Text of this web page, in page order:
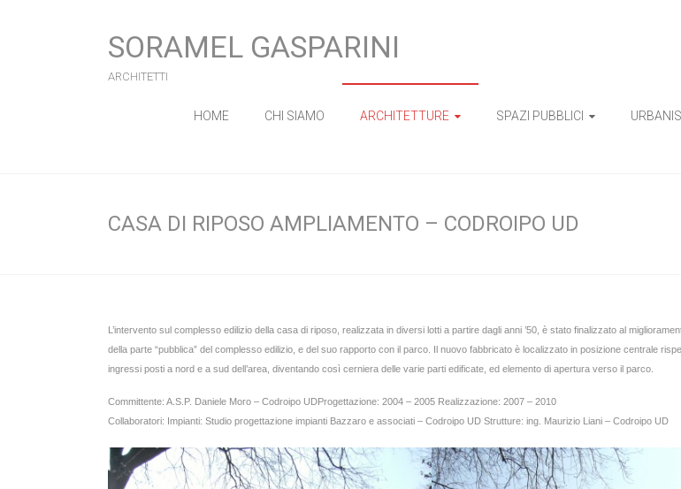
SORAMEL GASPARINI
ARCHITETTI
HOME CHI SIAMO ARCHITETTURE SPAZI PUBBLICI
CASA DI RIPOSO AMPLIAMENTO – CODROIPO UD
L’intervento sul complesso edilizio della casa di riposo, realizzata in diversi lotti a partire dagli anni ’50, è stato finalizzato al
della parte “pubblica” del complesso edilizio, e del suo rapporto con il parco. Il nuovo fabbricato è localizzato in posizione centrale
ingressi posti a nord e a sud dell’area, diventando così cerniera delle varie parti edificate, ed elemento di apertura verso il parco.
Committente: A.S.P. Daniele Moro – Codroipo UDProgettazione: 2004 – 2005 Realizzazione: 2007 – 2010
Collaboratori: Impianti: Studio progettazione impianti Bazzaro e associati – Codroipo UD Strutture: ing. Maurizio Liani – Codroipo UD